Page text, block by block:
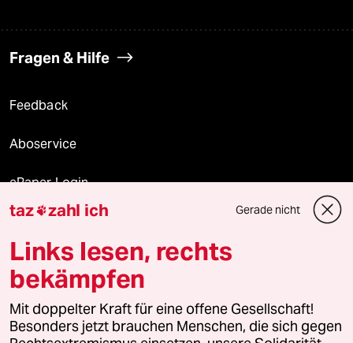
Fragen & Hilfe
Feedback
Aboservice
ePaper Login
Downloads für Abonnierende
© 2026 taz Verlags und Vertriebs GmbH
Alle Rechte vorbehalten. Bei rechtlichen Fragen oder für Genehmigungen
wenden Sie sich bitte an lizenzen@taz.de
taz zahl ich Gerade nicht
Links lesen, rechts
bekämpfen
Mit doppelter Kraft für eine offene Gesellschaft!
Besonders jetzt brauchen Menschen, die sich gegen